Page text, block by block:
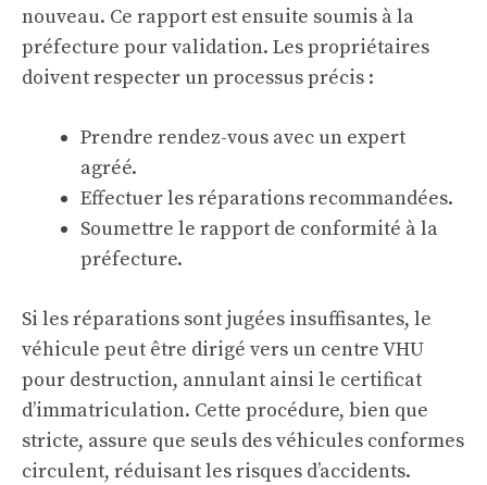
nouveau. Ce rapport est ensuite soumis à la
préfecture pour validation. Les propriétaires
doivent respecter un processus précis :
Prendre rendez-vous avec un expert
agréé.
Effectuer les réparations recommandées.
Soumettre le rapport de conformité à la
préfecture.
Si les réparations sont jugées insuffisantes, le
véhicule peut être dirigé vers un centre VHU
pour destruction, annulant ainsi le certificat
d’immatriculation. Cette procédure, bien que
stricte, assure que seuls des véhicules conformes
circulent, réduisant les risques d’accidents.